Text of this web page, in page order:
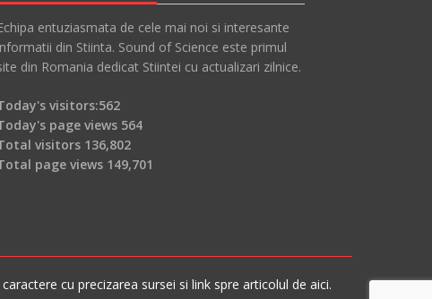
entuziasmata de cele mai noi si interesante
din Stiinta. Sound of Science este primul
din Romania dedicat Stiintei cu actualizari zilnice.
visitors:562
page views 564
visitors 136,802
page views 149,701
cu precizarea sursei si link spre articolul de aici.